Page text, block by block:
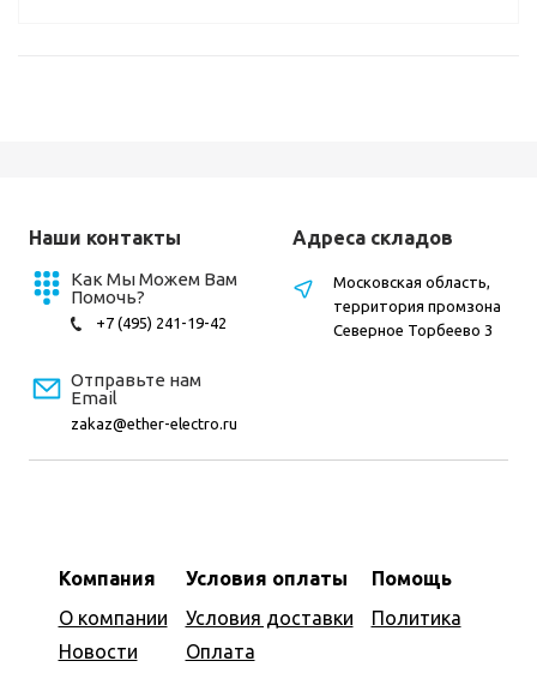
Наши контакты
Как Мы Можем Вам
Помочь?
+7 (495) 241-19-42
Отправьте нам
Email
zakaz@ether-electro.ru
Компания
О компании
Новости
Условия оплаты
Условия доставки
Оплата
Помощь
Политика
Адреса складов
Московская область,
территория промзона
Северное Торбеево 3